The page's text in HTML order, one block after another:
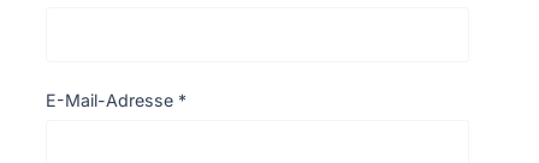
E-Mail-Adresse *